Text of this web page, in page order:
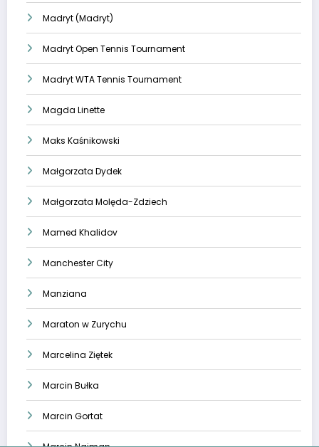
Madryt (Madryt)
Madryt Open Tennis Tournament
Madryt WTA Tennis Tournament
Magda Linette
Maks Kaśnikowski
Małgorzata Dydek
Małgorzata Molęda-Zdziech
Mamed Khalidov
Manchester City
Manziana
Maraton w Zurychu
Marcelina Ziętek
Marcin Bułka
Marcin Gortat